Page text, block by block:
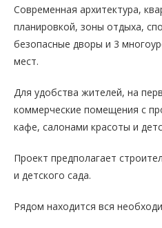
Современная архитектура,
планировкой, зоны отдыха,
безопасные дворы и 3
мест.
Для удобства жителей, на
коммерческие помещения с
кафе, салонами красоты и
Проект предполагает
и детского сада.
Рядом находится вся